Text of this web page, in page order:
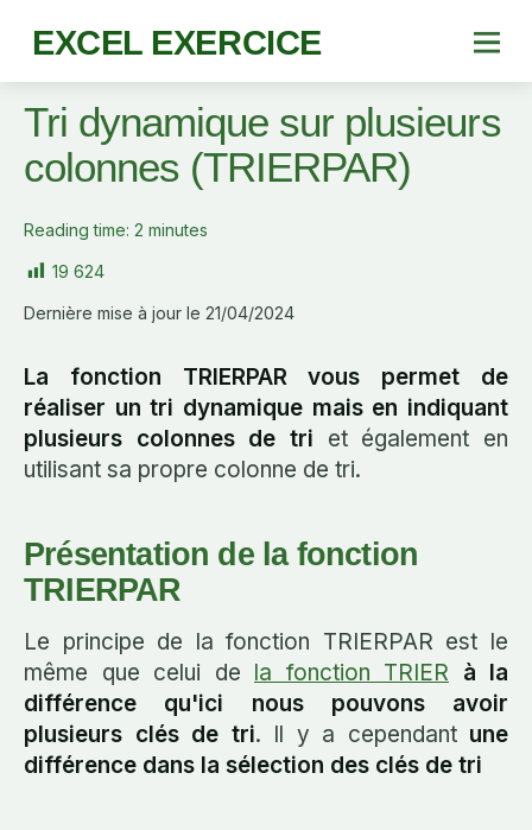
EXCEL EXERCICE
Tri dynamique sur plusieurs
colonnes (TRIERPAR)
Reading time: 2 minutes
19 624
Dernière mise à jour le 21/04/2024
La fonction TRIERPAR vous permet de
réaliser un tri dynamique mais en indiquant
plusieurs colonnes de tri et également en
utilisant sa propre colonne de tri.
Présentation de la fonction
TRIERPAR
Le principe de la fonction TRIERPAR est le
même que celui de la fonction TRIER
à la
différence qu'ici nous pouvons avoir
plusieurs clés de tri. Il y a cependant une
différence dans la sélection des clés de tri